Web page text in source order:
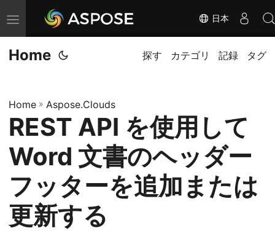
ナ
ビ
ゲ
ョ
ン
切
り
替
え
日本
Home 探す カテゴリ 記録 タグ
Home » Aspose.Clouds
REST API を使用して
Word 文書のヘッダー
フッターを追加または
更新する